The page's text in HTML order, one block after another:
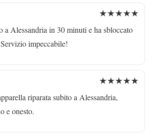
★★★★★
a Alessandria in 30 minuti e ha sbloccato
impeccabile!
★★★★★
riparata subito a Alessandria,
e onesto.